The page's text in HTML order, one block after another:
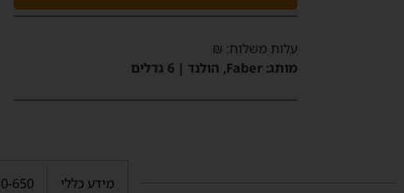
‫עלות משלוח‬: ₪
מותג: Faber, הולנד | 6 גדלים
מידע כללי 650